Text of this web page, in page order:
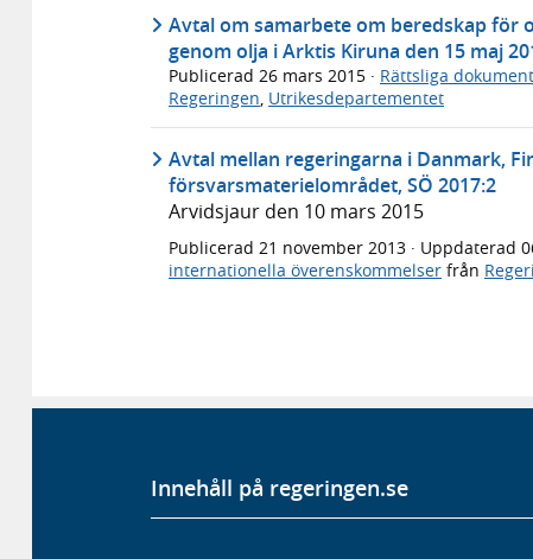
Avtal om samarbete om beredskap för
genom olja i Arktis Kiruna den 15 maj
Publicerad 26 mars 2015 · Rättsliga dokument
Regeringen Utrikesdepartementet
Avtal mellan regeringarna i Danmark,
försvarsmaterielområdet, SÖ 2017:2
Arvidsjaur den 10 mars 2015
Publicerad 21 november 2013 · Uppdaterad
internationella överenskommelser från
Innehåll på regeringen.se